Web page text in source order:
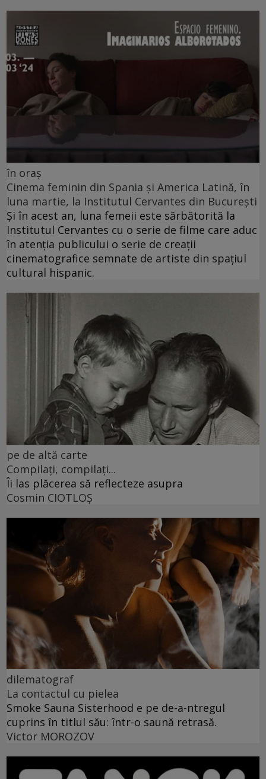
în oraș
Cinema feminin din Spania și America Latină, în
luna martie, la Institutul Cervantes din București
Și în acest an, luna femeii este sărbătorită la
Institutul Cervantes cu o serie de filme care aduc
în atenția publicului o serie de creații
cinematografice semnate de artiste din spațiul
cultural hispanic.
pe de altă carte
Compilați, compilați...
Îi las plăcerea să reflecteze asupra
Cosmin CIOTLOŞ
dilematograf
La contactul cu pielea
Smoke Sauna Sisterhood e pe de-a-ntregul
cuprins în titlul său: într-o saună retrasă.
Victor MOROZOV